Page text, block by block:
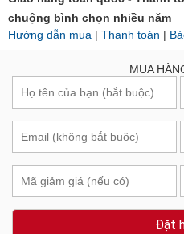
chuộng bình chọn nhiều năm
Hướng dẫn mua | Thanh toán |
MUA
Đặt